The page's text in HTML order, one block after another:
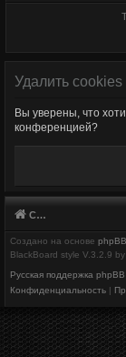
Удалить cookies
Вы уверены, что
конференцией?
Список форумов
Создано на основе phpBB
BlackBoard style V.3.2.9 by
Русская поддержка phpBB
Конфиденциальность |